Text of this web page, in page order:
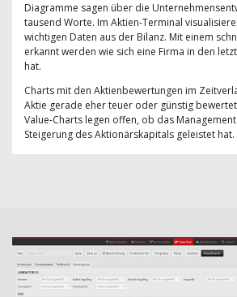
Diagramme sagen über die
tausend Worte. Im Aktien-Terminal
wichtigen Daten aus der Bilanz. Mit einem
erkannt werden wie sich eine Firma in den
hat.
Charts mit den Aktienbewertungen im
Aktie gerade eher teuer oder günstig
Value-Charts legen offen, ob das
Steigerung des Aktionärskapitals geleistet hat.